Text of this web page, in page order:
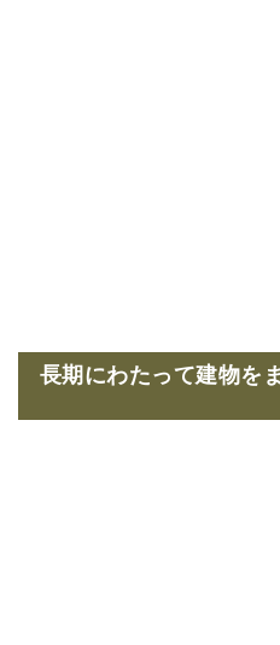
長期にわたって建物を